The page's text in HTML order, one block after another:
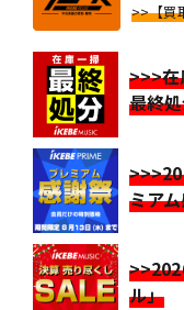
>>【買
>>>在
最終
ミア
ル」